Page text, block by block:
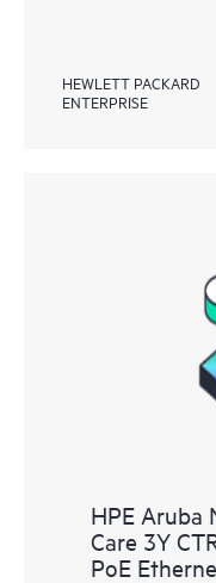
HEWLETT PACKARD
ENTERPRISE
HPE Aruba
Care 3Y
PoE